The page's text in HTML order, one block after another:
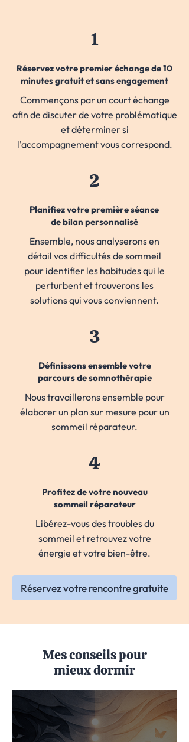
1
Réservez votre premier échange de 10
minutes gratuit et sans engagement
Commençons par un court échange
afin de discuter de votre problématique
et déterminer si
l'accompagnement vous correspond.
2
Planifiez votre première séance
de bilan personnalisé
Ensemble, nous analyserons en
détail vos difficultés de sommeil
pour identifier les habitudes qui le
perturbent et trouverons les
solutions qui vous conviennent.
3
Définissons ensemble votre
parcours de somnothérapie
Nous travaillerons ensemble pour
élaborer un plan sur mesure pour un
sommeil réparateur.
4
Profitez de votre nouveau
sommeil réparateur
Libérez-vous des troubles du
sommeil et retrouvez votre
énergie et votre bien-être.
Réservez votre rencontre gratuite
Mes conseils pour
mieux dormir